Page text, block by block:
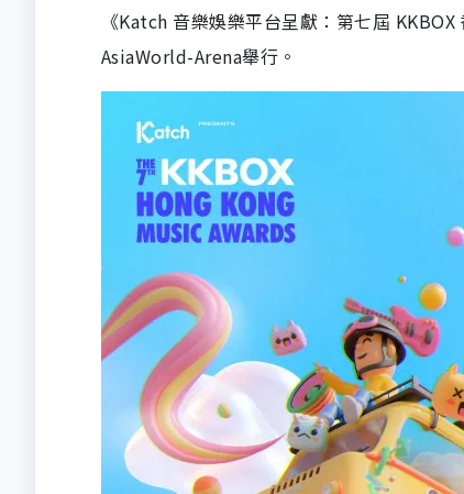
《Katch 音樂娛樂平台呈獻：第七屆
AsiaWorld-Arena舉行。